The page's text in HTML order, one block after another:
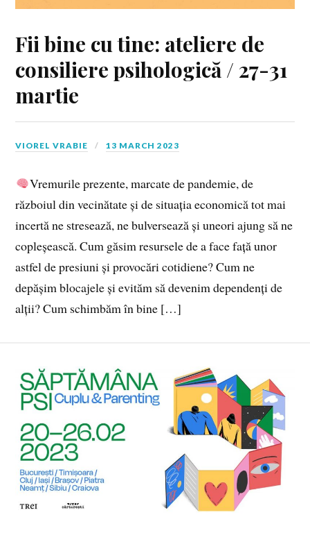
Fii bine cu tine: ateliere de
consiliere psihologică / 27-31
martie
VIOREL VRABIE 13 MARCH 2023
Vremurile prezente, marcate de pandemie, de
războiul din vecinătate și de situația economică tot mai
incertă ne stresează, ne bulversează și uneori ajung să ne
copleșească. Cum găsim resursele de a face față unor
astfel de presiuni și provocări cotidiene? Cum ne
depășim blocajele și evităm să devenim dependenți de
alții? Cum schimbăm în bine […]